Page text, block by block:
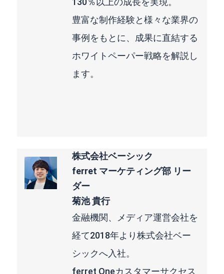
豊富な制作経験と様々な業界の
事例をもとに、成果に直結する
ホワイトペーパー戦略を解説し
ます。
株式会社ベーシック
ferret マーケティング部 リー
ダー
菊池 貴行
金融機関、メディア運営会社を
経て2018年より株式会社ベー
シックへ入社。
ferret Oneカスタマーサクセス